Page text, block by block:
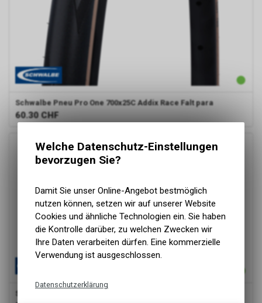
Schwalbe Pneu Pro One 700x25C Addix Race Falt para
60.30 CHF
Schwalbe
Welche Datenschutz-Einstellungen
bevorzugen Sie?
Damit Sie unser Online-Angebot bestmöglich
nutzen können, setzen wir auf unserer Website
Cookies und ähnliche Technologien ein. Sie haben
die Kontrolle darüber, zu welchen Zwecken wir
Ihre Daten verarbeiten dürfen. Eine kommerzielle
Verwendung ist ausgeschlossen.
Datenschutzerklärung